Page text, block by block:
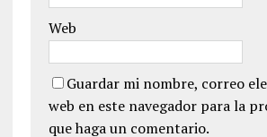
Web
Guardar mi nombre, correo
web en este navegador para la
que haga un comentario.